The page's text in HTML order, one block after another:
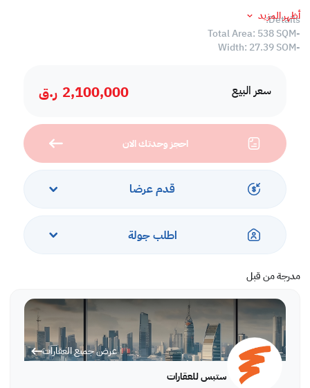
سعر البيع 2,100,000 ر.ق
احجز وحدتك الان
قدم عرضا
اطلب جولة
مدرجة من قبل
عرض جميع العقارات
ستبس للعقارات
Details:
-Total Area: 538 SQM
-Width: 27.39 SQM
We always focus on offering you properties ta can be an
Call us today to schedule a viewing!
With Steps Real Estate, finding the right property has never been
easier we provide. We provide our clients with tailored property
and care to deliver you the best properties in the market. We are
aiming to maximize our customer satisfaction and obtain a
operate a wide range of properties located all around Qatar. We
always make sure to provide you with what suits your
requirements when looking for offices, shops, residential,
warehouses…etc.
Find more at https://www.steps.com.qa
Visit us at the Al Qamra building, second floor.
Call us on +974 44687461 / +974 66346605.
Licensed no. 000037
أظهر المزيد